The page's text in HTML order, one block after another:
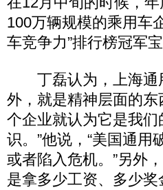
100万辆规模的乘用车
车竞争力”排行榜冠军宝
丁磊认为，上海通
外，就是精神层面的
个企业就认为它是我
识。”他说，“美国通
或者陷入危机。”另外
是拿多少工资、多少